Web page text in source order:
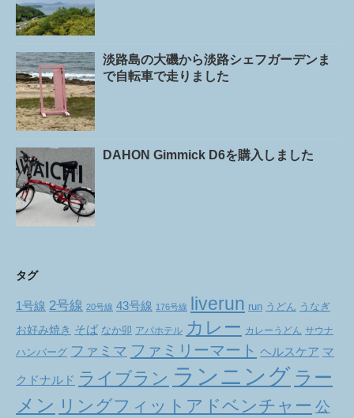
淡路島の大磯から淡路シェフガーデンま
で自転車で走りました
DAHON Gimmick D6を購入しました
タグ
1号線 2号線 20号線 43号線 176号線 liverun run うどん うなぎ
お好み焼き そば なか卯 アパホテル カレー カレーうどん サウナ
ハンバーグ ファミマ ファミリーマート ヘルスケア マ
クドナルド ライブラン ランニング ラー
メン リングフィットアドベンチャー 公